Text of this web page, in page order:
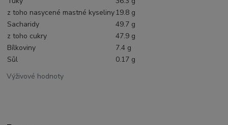
Výživové hodnoty
z toho nasycené mastné kyseliny19.8 g
Sacharidy
49.7 g
z toho cukry
47.9 g
Bílkoviny
7.4 g
Sůl
0.17 g